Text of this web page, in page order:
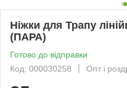
Ніжки для Трапу
(ПАРА)
Готово до відправки
Код: 000030258
Опт і